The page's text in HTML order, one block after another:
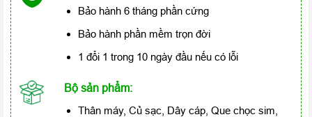
Bảo hành 6 tháng phần cứng
Bảo hành phần mềm trọn đời
1 đổi 1 trong 10 ngày đầu nếu có lỗi
Bộ sản phẩm:
Thân máy, Củ sạc, Dây cáp, Que chọc sim,